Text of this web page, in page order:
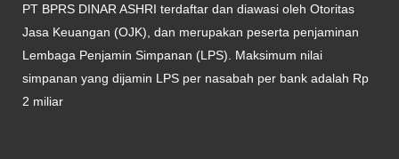
PT BPRS DINAR ASHRI terdaftar dan diawasi oleh Otoritas
Jasa Keuangan (OJK), dan merupakan peserta penjaminan
Lembaga Penjamin Simpanan (LPS). Maksimum nilai
simpanan yang dijamin LPS per nasabah per bank adalah Rp
2 miliar